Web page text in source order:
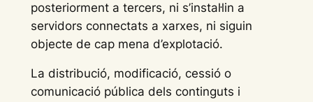
posteriorment a tercers, ni s’instal·lin a
servidors connectats a xarxes, ni siguin
objecte de cap mena d’explotació.
La distribució, modificació, cessió o
comunicació pública dels continguts i